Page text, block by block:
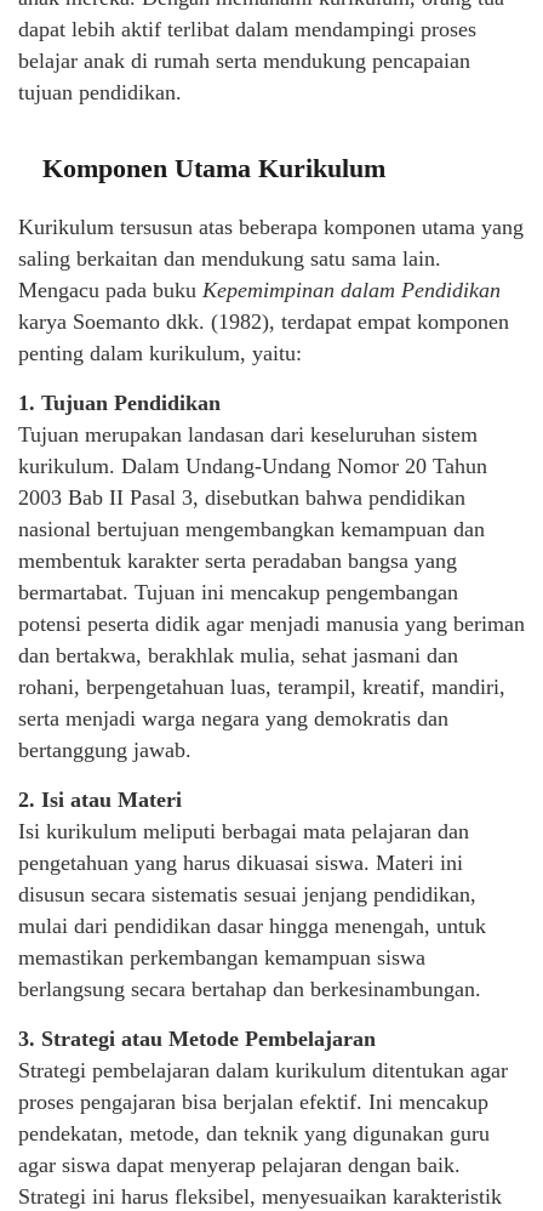
dapat lebih aktif terlibat dalam mendampingi proses
belajar anak di rumah serta mendukung pencapaian
tujuan pendidikan.
Komponen Utama Kurikulum
Kurikulum tersusun atas beberapa komponen utama yang
saling berkaitan dan mendukung satu sama lain.
Mengacu pada buku Kepemimpinan dalam Pendidikan
karya Soemanto dkk. (1982), terdapat empat komponen
penting dalam kurikulum, yaitu:
1. Tujuan Pendidikan
Tujuan merupakan landasan dari keseluruhan sistem
kurikulum. Dalam Undang-Undang Nomor 20 Tahun
2003 Bab II Pasal 3, disebutkan bahwa pendidikan
nasional bertujuan mengembangkan kemampuan dan
membentuk karakter serta peradaban bangsa yang
bermartabat. Tujuan ini mencakup pengembangan
potensi peserta didik agar menjadi manusia yang beriman
dan bertakwa, berakhlak mulia, sehat jasmani dan
rohani, berpengetahuan luas, terampil, kreatif, mandiri,
serta menjadi warga negara yang demokratis dan
bertanggung jawab.
2. Isi atau Materi
Isi kurikulum meliputi berbagai mata pelajaran dan
pengetahuan yang harus dikuasai siswa. Materi ini
disusun secara sistematis sesuai jenjang pendidikan,
mulai dari pendidikan dasar hingga menengah, untuk
memastikan perkembangan kemampuan siswa
berlangsung secara bertahap dan berkesinambungan.
3. Strategi atau Metode Pembelajaran
Strategi pembelajaran dalam kurikulum ditentukan agar
proses pengajaran bisa berjalan efektif. Ini mencakup
pendekatan, metode, dan teknik yang digunakan guru
agar siswa dapat menyerap pelajaran dengan baik.
Strategi ini harus fleksibel, menyesuaikan karakteristik